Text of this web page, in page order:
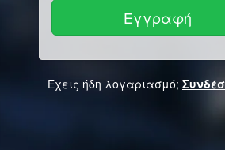
Έχεις ήδη λογαριασμό;